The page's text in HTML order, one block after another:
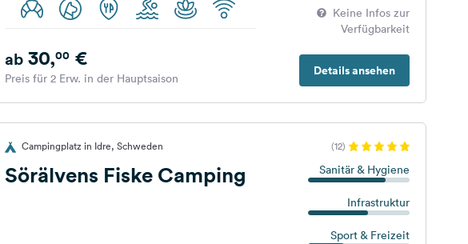
Keine Infos zur
Verfügbarkeit
Details ansehen
ab30,00€
Preis für 2 Erw. in der Hauptsaison
Campingplatz in Idre, Schweden (12)
Sörälvens Fiske Camping Sanitär & Hygiene
Infrastruktur
Sport & Freizeit